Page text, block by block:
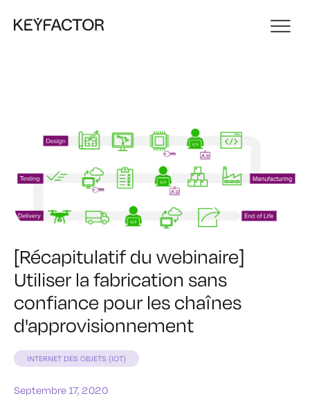
[Récapitulatif du webinaire]
Utiliser la fabrication sans
confiance pour les chaînes
d'approvisionnement
INTERNET DES OBJETS (IOT)
Septembre 17, 2020